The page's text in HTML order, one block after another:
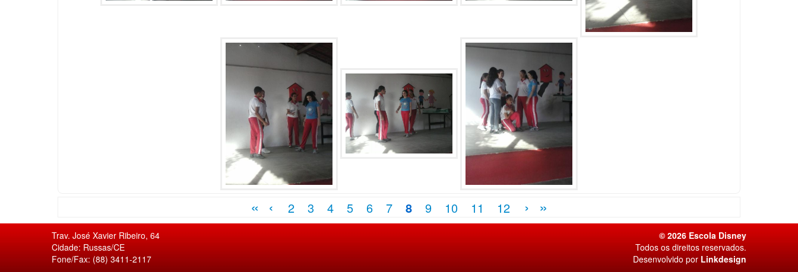
« ‹ 2 3 4 5 6 7 8 9 10 11 12 › »
Trav. José Xavier Ribeiro, 64
Cidade: Russas/CE
Fone/Fax: (88) 3411-2117
© 2026 Escola Disney
Todos os direitos reservados.
Desenvolvido por Linkdesign